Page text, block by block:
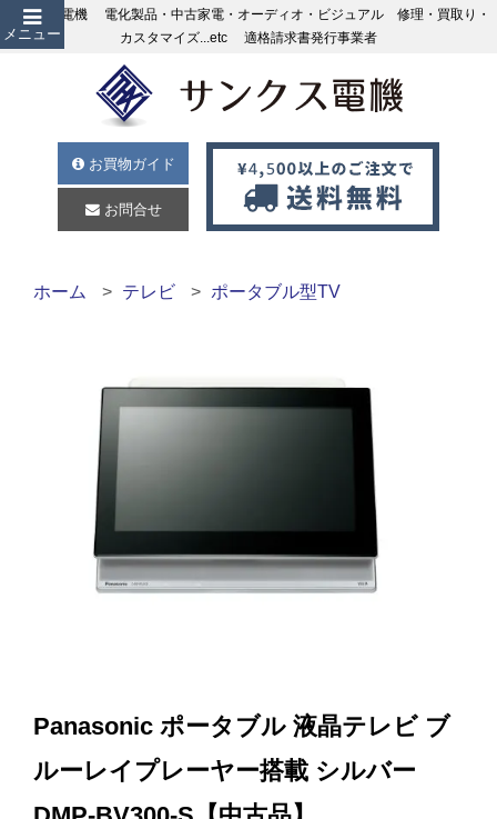
メニュー
サンクス電機 電化製品・中古家電・オーディオ・ビジュアル 修理・買取り・
カスタマイズ...etc 適格請求書発行事業者
お買物ガイド
お問合せ
ホーム テレビ ポータブル型TV
Panasonic ポータブル 液晶テレビ ブ
ルーレイプレーヤー搭載 シルバー